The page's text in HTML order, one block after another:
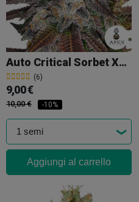
Auto Critical Sorbet XXL
(6)
9,00 €
10,00 € -10%
Aggiungi al carrello